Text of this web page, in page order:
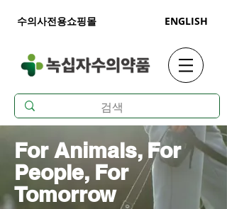
수의사전용쇼핑몰 ENGLISH
For Animals, For
People, For
Tomorrow